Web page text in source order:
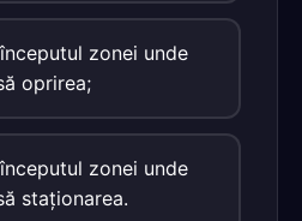
zonei unde
oprirea;
zonei unde
staţionarea.